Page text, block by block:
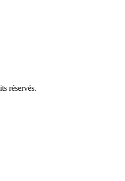
réservés.